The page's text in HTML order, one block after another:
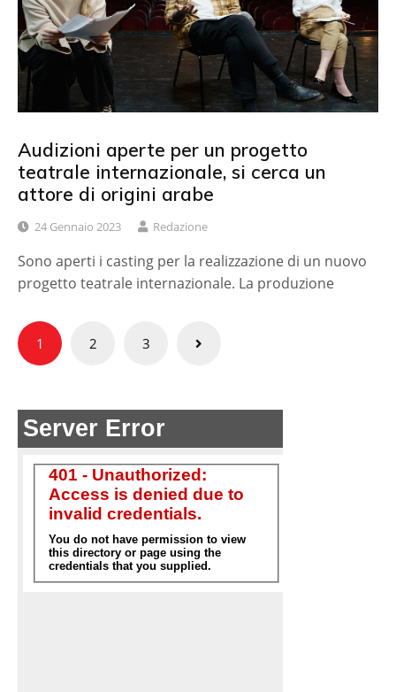
Audizioni aperte per un progetto
teatrale internazionale, si cerca un
attore di origini arabe
24 Gennaio 2023 Redazione
Sono aperti i casting per la realizzazione di un nuovo
progetto teatrale internazionale. La produzione
Paginazione
degli
1 2 3